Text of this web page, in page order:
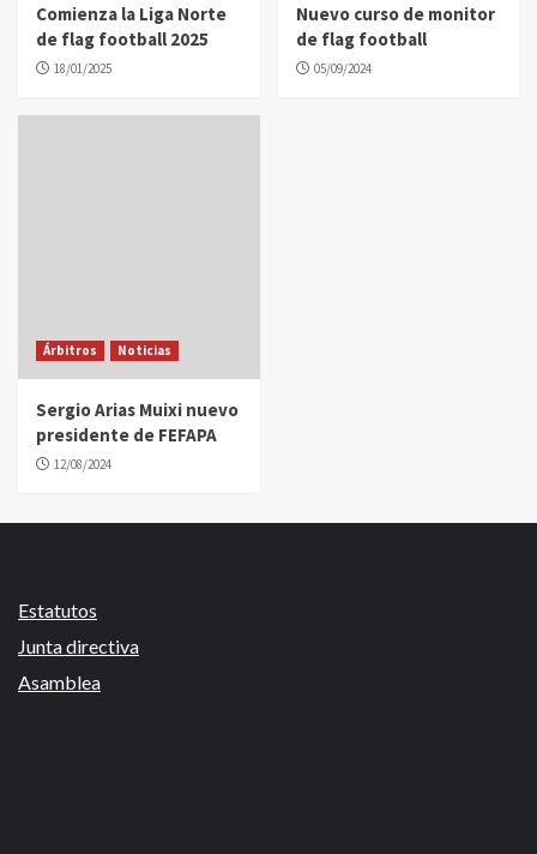
Comienza la Liga Norte
de flag football 2025
18/01/2025
Nuevo curso de monitor
de flag football
05/09/2024
Árbitros Noticias
Sergio Arias Muixi nuevo
presidente de FEFAPA
12/08/2024
Estatutos
Junta directiva
Asamblea